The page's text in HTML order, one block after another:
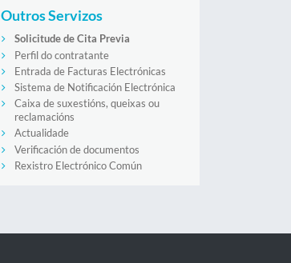
Outros Servizos
Solicitude de Cita Previa
Perfil do contratante
Entrada de Facturas Electrónicas
Sistema de Notificación Electrónica
Caixa de suxestións, queixas ou
reclamacións
Actualidade
Verificación de documentos
Rexistro Electrónico Común